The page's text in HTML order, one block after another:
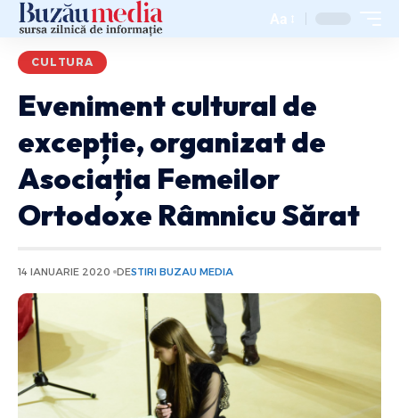
Aa
CULTURA
Eveniment cultural de
excepție, organizat de
Asociația Femeilor
Ortodoxe Râmnicu Sărat
14 IANUARIE 2020 DESTIRI BUZAU MEDIA